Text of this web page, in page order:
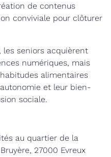
de contenus
conviviale pour clôturer
seniors acquièrent
numériques, mais
alimentaires
et leur bien-
sociale.
au quartier de la
27000 Evreux